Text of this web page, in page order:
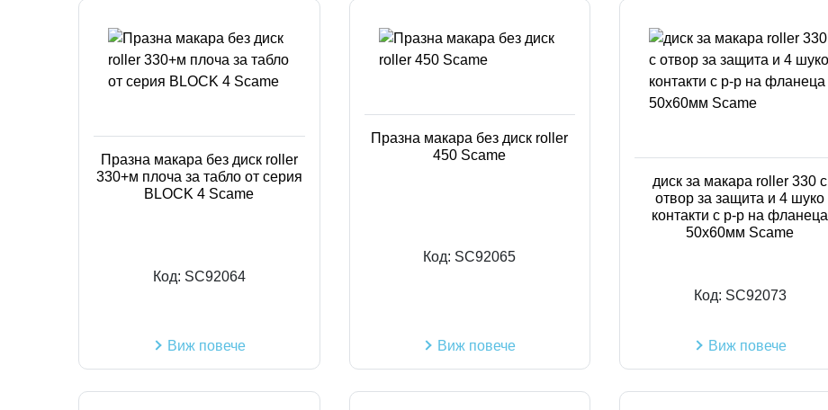
Празна макара без диск roller
330+м плоча за табло от серия
BLOCK 4 Scame
Код: SC92064
Виж повече
Празна макара без диск roller
450 Scame
Код: SC92065
Виж повече
диск за макара roller 330 с
отвор за защита и 4 шуко
контакти с р-р на фланеца
50x60мм Scame
Код: SC92073
Виж повече